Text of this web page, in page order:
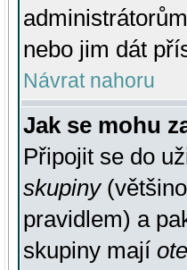
nebo jim dát
Návrat nahoru
Jak se mohu
Připojit se do
skupiny
pravidlem) a
skupiny mají